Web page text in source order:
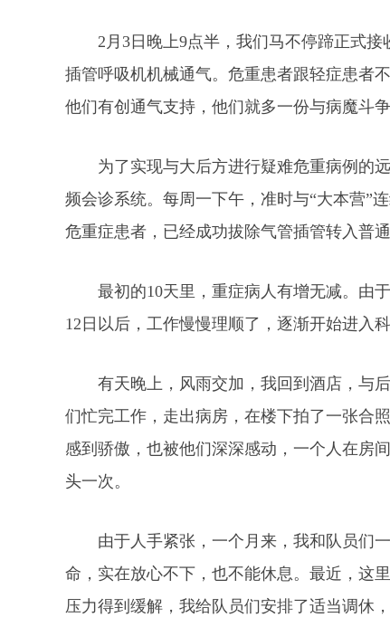
2月3日晚上9点半，我们马不停蹄正式
插管呼吸机机械通气。危重患者跟轻症患者
他们有创通气支持，他们就多一份与病魔斗争
为了实现与大后方进行疑难危重病例的
频会诊系统。每周一下午，准时与“大本营”
危重症患者，已经成功拔除气管插管转入普通
最初的10天里，重症病人有增无减。由
12日以后，工作慢慢理顺了，逐渐开始进入
有天晚上，风雨交加，我回到酒店，与
们忙完工作，走出病房，在楼下拍了一张合
感到骄傲，也被他们深深感动，一个人在房
头一次。
由于人手紧张，一个月来，我和队员们
命，实在放心不下，也不能休息。最近，这
压力得到缓解，我给队员们安排了适当调休